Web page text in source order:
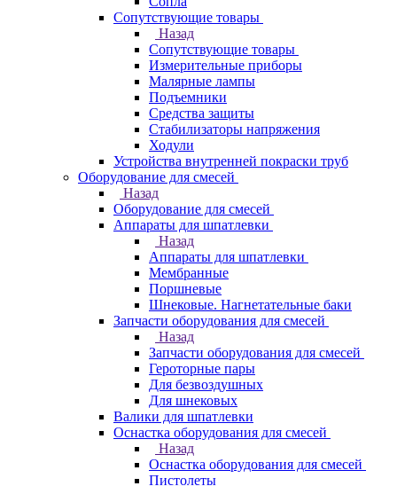
Сопутствующие товары
Назад
Сопутствующие товары
Измерительные приборы
Малярные лампы
Подъемники
Средства защиты
Стабилизаторы напряжения
Ходули
Устройства внутренней покраски труб
Оборудование для смесей
Назад
Оборудование для смесей
Аппараты для шпатлевки
Назад
Аппараты для шпатлевки
Мембранные
Поршневые
Шнековые. Нагнетательные баки
Запчасти оборудования для смесей
Назад
Запчасти оборудования для смесей
Героторные пары
Для безвоздушных
Для шнековых
Валики для шпатлевки
Оснастка оборудования для смесей
Назад
Оснастка оборудования для смесей
Пистолеты